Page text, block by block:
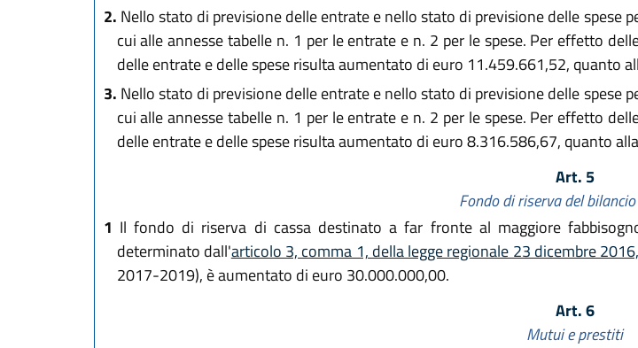
2. Nello stato di previsione delle entrate e nello stato di previsione delle
cui alle annesse tabelle n. 1 per le entrate e n. 2 per le spese. Per effetto
delle entrate e delle spese risulta aumentato di euro 11.459.661,52, quanto
3. Nello stato di previsione delle entrate e nello stato di previsione delle
cui alle annesse tabelle n. 1 per le entrate e n. 2 per le spese. Per effetto
delle entrate e delle spese risulta aumentato di euro 8.316.586,67, quanto
Art. 5
Fondo di riserva del
1 Il fondo di riserva di cassa destinato a far fronte al maggiore
determinato dall'articolo 3, comma 1, della legge regionale 23 dicembre
2017-2019), è aumentato di euro 30.000.000,00.
Art. 6
Mutui e prestiti